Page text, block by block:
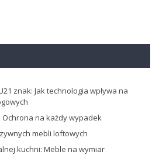
znak: Jak technologia wpływa na
Ochrona na każdy wypadek
mebli loftowych
kuchni: Meble na wymiar